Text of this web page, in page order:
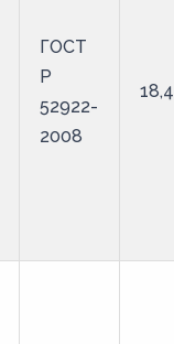
ГОСТ
Р
52922-
2008
18,4